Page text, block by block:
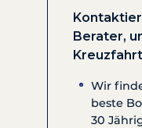
Berater,
Wir
beste
30